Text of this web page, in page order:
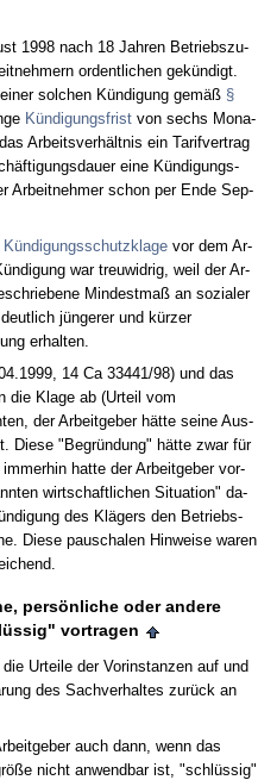
1998 nach 18 Jah­ren Be­triebs­zu­
or­dent­li­chen gekündigt.
sol­chen Kündi­gung gemäß §
Kündi­gungs­fristvon sechs Mo­na­
Ar­beits­verhält­nis ein Ta­rif­ver­trag
ei­ne Kündi­gungs­
Ar­beit­neh­mer schon per En­de Sep­
Kündi­gungs­schutz­kla­gevor dem Ar­
war treu­wid­rig, weil der Ar­
Min­dest­maß an so­zia­ler
jünge­rer und kürzer
er­hal­ten.
14 Ca 33441/98) und das
die Kla­ge ab (Ur­teil vom
der Ar­beit­ge­ber hätte sei­ne Aus­
Die­se "Be­gründung" hätte zwar für
hat­te der Ar­beit­ge­ber vor­
wirt­schaft­li­chen Si­tua­ti­on" da­
des Klägers den Be­triebs­
Die­se pau­scha­len Hin­wei­se wa­ren
persönli­che oder an­de­re
vor­tra­gen
Ur­tei­le der Vor­in­stan­zen auf und
des Sach­ver­hal­tes zurück an
auch dann, wenn das
nicht an­wend­bar ist, "schlüssig"